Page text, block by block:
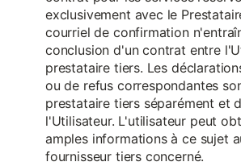
exclusivement avec le
courriel de confirmation
conclusion d'un contrat entre
prestataire tiers. Les
ou de refus correspondantes
prestataire tiers séparément et
l'Utilisateur. L'utilisateur peut
amples informations à ce sujet
fournisseur tiers concerné.